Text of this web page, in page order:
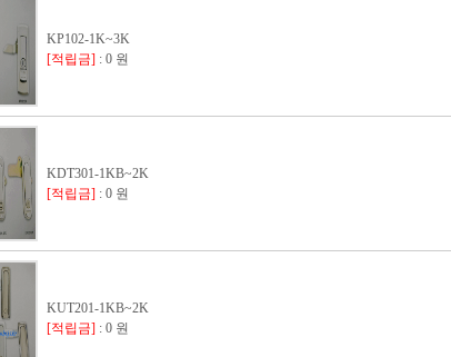
KP102-1K~3K
[적립금] : 0 원
KDT301-1KB~2K
[적립금] : 0 원
KUT201-1KB~2K
[적립금] : 0 원